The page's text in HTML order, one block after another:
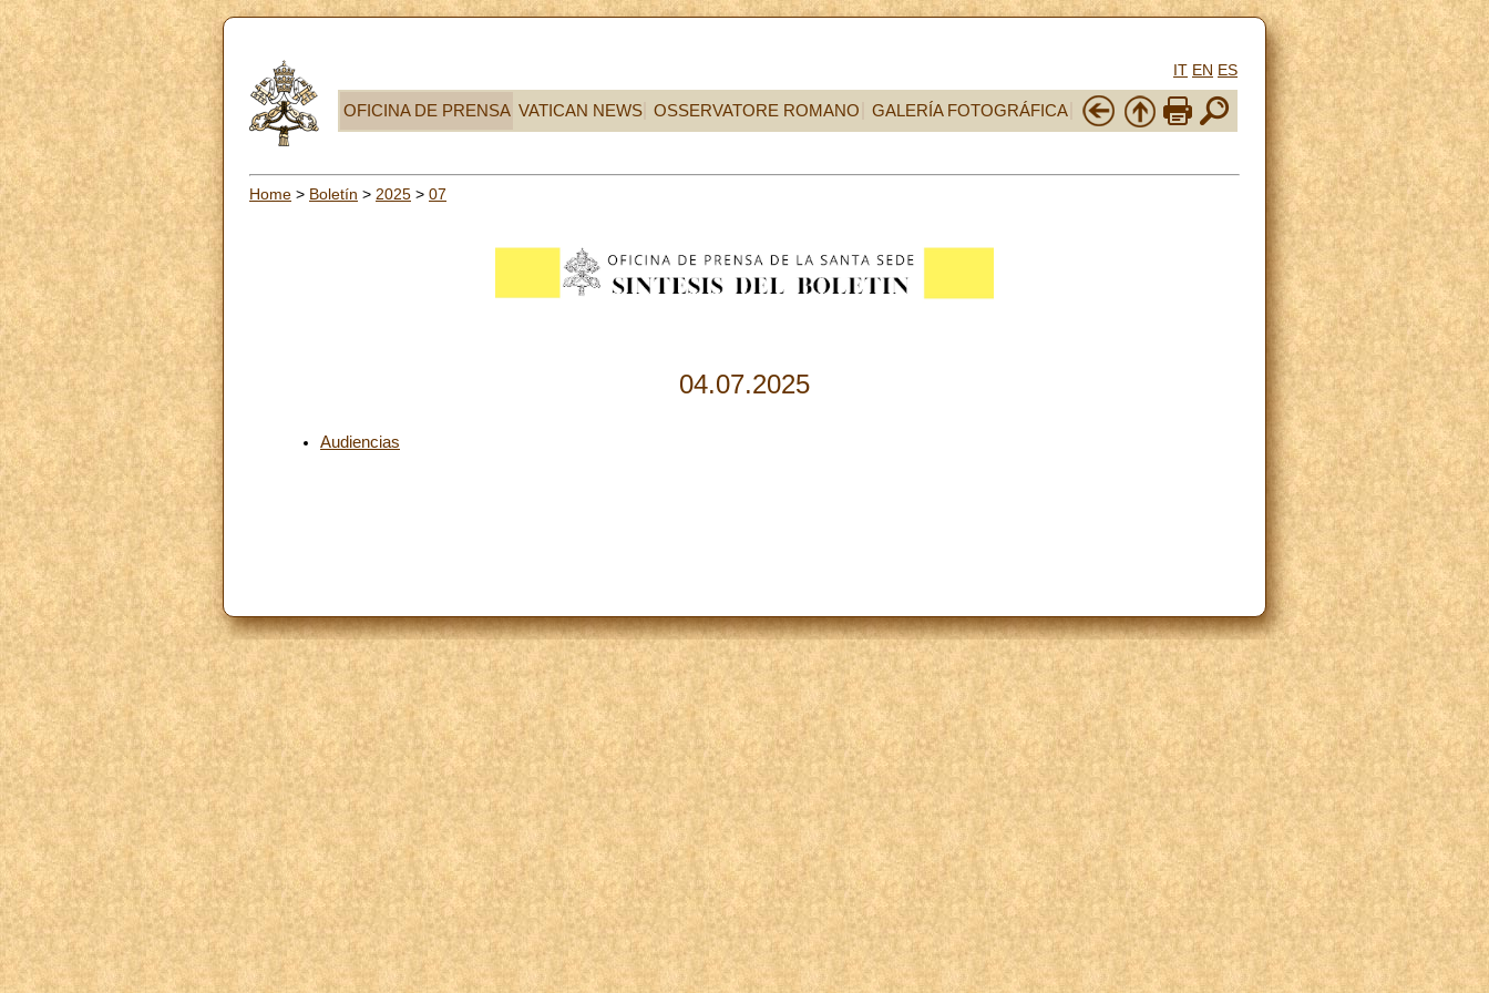
IT EN ES
OFICINA DE PRENSA VATICAN NEWS OSSERVATORE ROMANO GALERÍA FOTOGRÁFICA
Home > Boletín > 2025 > 07
04.07.2025
Audiencias